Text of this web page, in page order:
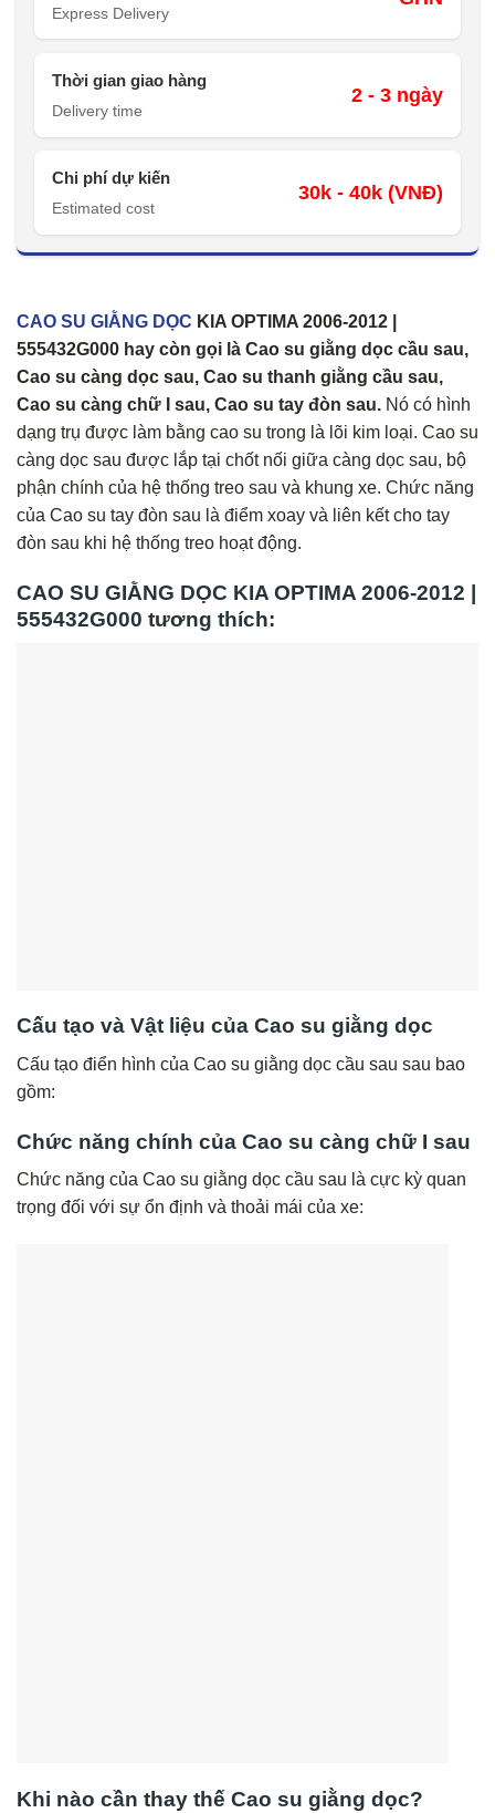
Express Delivery
Thời gian giao hàng
Delivery time
2 - 3 ngày
Chi phí dự kiến
Estimated cost
30k - 40k (VNĐ)
CAO SU GIẰNG DỌC KIA OPTIMA 2006-2012 |
555432G000 hay còn gọi là Cao su giằng dọc cầu sau,
Cao su càng dọc sau, Cao su thanh giằng cầu sau,
Cao su càng chữ I sau, Cao su tay đòn sau. Nó có hình
dạng trụ được làm bằng cao su trong là lõi kim loại. Cao su
càng dọc sau được lắp tại chốt nối giữa càng dọc sau, bộ
phận chính của hệ thống treo sau và khung xe. Chức năng
của Cao su tay đòn sau là điểm xoay và liên kết cho tay
đòn sau khi hệ thống treo hoạt động.
CAO SU GIẰNG DỌC KIA OPTIMA 2006-2012 |
555432G000 tương thích:
Cấu tạo và Vật liệu của Cao su giằng dọc
Cấu tạo điển hình của Cao su giằng dọc cầu sau sau bao
gồm:
Chức năng chính của Cao su càng chữ I sau
Chức năng của Cao su giằng dọc cầu sau là cực kỳ quan
trọng đối với sự ổn định và thoải mái của xe:
Khi nào cần thay thế Cao su giằng dọc?